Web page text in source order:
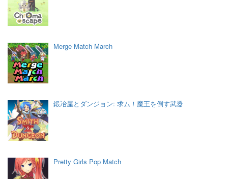
Merge Match March
鍛冶屋とダンジョン: 求ム！魔王を倒す武器
Pretty Girls Pop Match